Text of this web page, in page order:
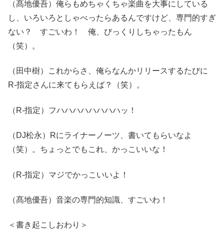
（髙地優吾）俺らもめちゃくちゃ楽曲を大事にしている
し、いろいろとしゃべったらあるんですけど、専門的すぎ
ない？ すごいわ！ 俺、びっくりしちゃったもん
（笑）。
（田中樹）これからさ、俺らなんかリリースするたびに
R-指定さんに来てもらえば？（笑）。
（R-指定）フハハハハハハハハッ！
（DJ松永）Rにライナーノーツ、書いてもらいなよ
（笑）。ちょっとでもこれ、かっこいいな！
（R-指定）マジでかっこいいよ！
（髙地優吾）音楽の専門的知識、すごいわ！
＜書き起こしおわり＞